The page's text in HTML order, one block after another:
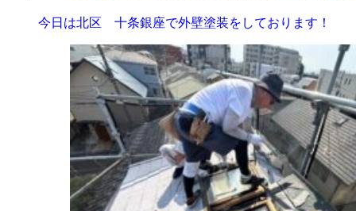
今日は北区 十条銀座で外壁塗装をしております！